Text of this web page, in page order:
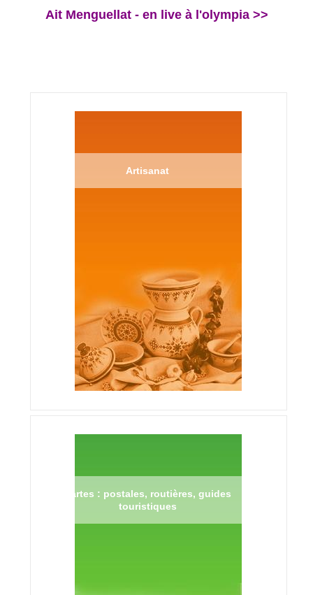
Ait Menguellat - en live à l'olympia >>
Artisanat
Cartes : postales, routières, guides
touristiques